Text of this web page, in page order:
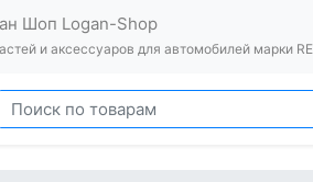
Шоп Logan-Shop
и аксессуаров для автомобилей марки